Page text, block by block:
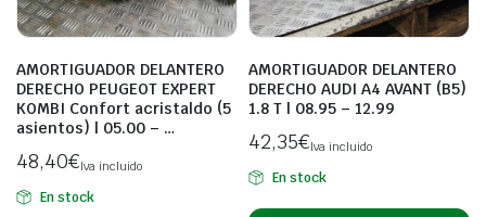
AMORTIGUADOR DELANTERO
DERECHO PEUGEOT EXPERT
KOMBI Confort acristaldo (5
asientos) | 05.00 – …
48,40€Iva incluido
En stock
AMORTIGUADOR DELANTERO
DERECHO AUDI A4 AVANT (B5)
1.8 T | 08.95 – 12.99
42,35€Iva incluido
En stock